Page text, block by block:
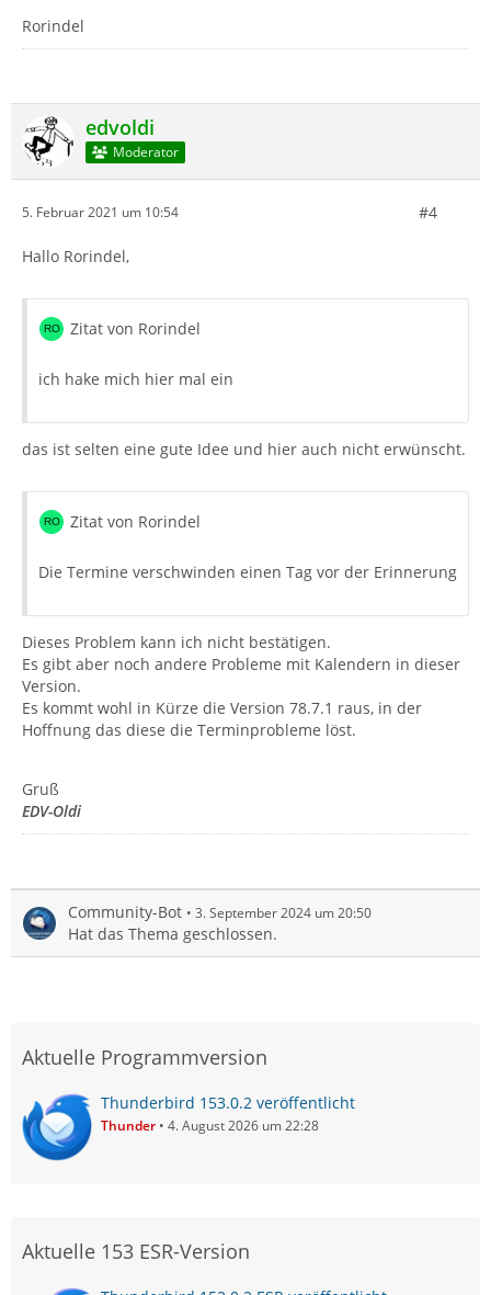
Rorindel
edvoldi
Moderator
5. Februar 2021 um 10:54 #4
Hallo Rorindel,
Zitat von Rorindel
ich hake mich hier mal ein
das ist selten eine gute Idee und hier auch nicht erwünscht.
Zitat von Rorindel
Die Termine verschwinden einen Tag vor der Erinnerung
Dieses Problem kann ich nicht bestätigen.
Es gibt aber noch andere Probleme mit Kalendern in dieser
Version.
Es kommt wohl in Kürze die Version 78.7.1 raus, in der
Hoffnung das diese die Terminprobleme löst.
Gruß
EDV-Oldi
Community-Bot 3. September 2024 um 20:50
Hat das Thema geschlossen.
Aktuelle Programmversion
Thunderbird 153.0.2 veröffentlicht
Thunder 4. August 2026 um 22:28
Aktuelle 153 ESR-Version